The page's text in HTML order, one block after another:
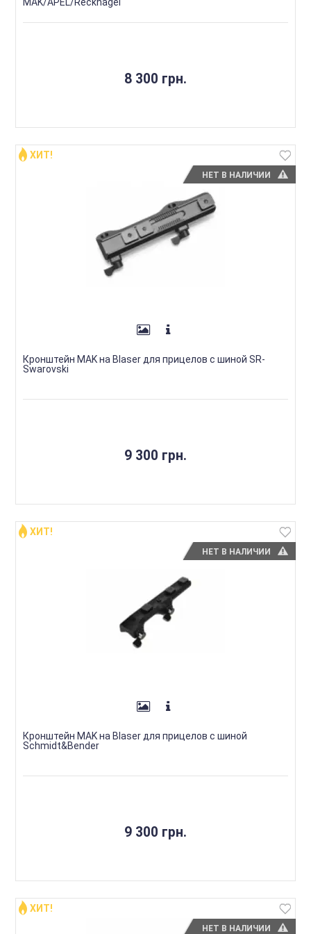
8 300 грн.
НЕТ В НАЛИЧИИ
ХИТ!
Кронштейн MAK на Blaser для прицелов с шиной SR-
Swarovski
9 300 грн.
НЕТ В НАЛИЧИИ
ХИТ!
Кронштейн MAK на Blaser для прицелов с шиной
Schmidt&Bender
9 300 грн.
НЕТ В НАЛИЧИИ
ХИТ!